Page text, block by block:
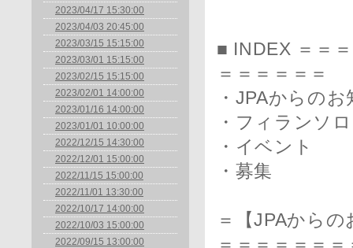
2023/04/17 15:30:00
2023/04/03 20:45:00
2023/03/15 15:15:00
2023/03/01 15:15:00
2023/02/15 15:15:00
2023/02/01 14:00:00
2023/01/16 14:00:00
2023/01/01 10:00:00
2022/12/15 14:30:00
2022/12/01 15:00:00
2022/11/15 15:00:00
2022/11/01 13:30:00
2022/10/17 14:00:00
2022/10/03 15:00:00
2022/09/15 13:00:00
■ INDEX ＝＝
＝＝＝＝＝＝
・JPAからの
・フィランソ
・イベント
・募集
＝【JPAから